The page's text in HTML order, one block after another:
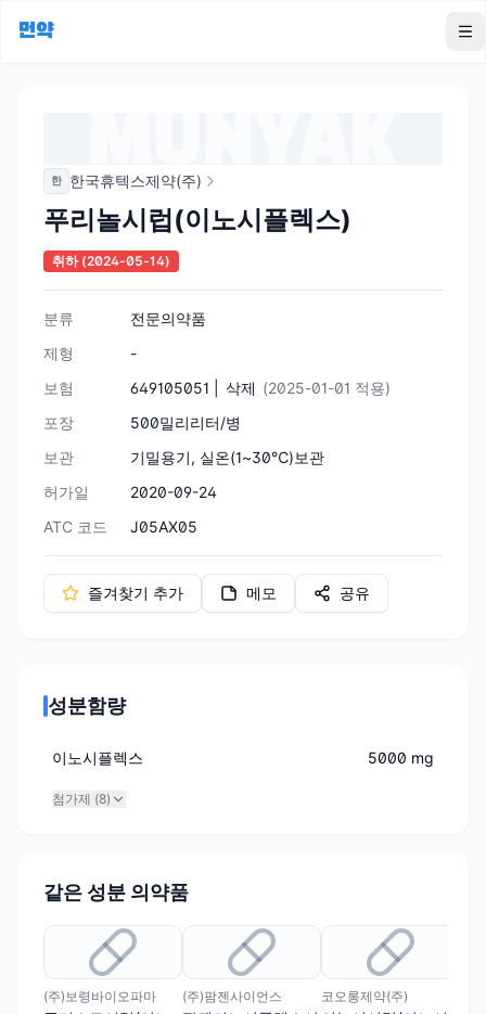
먼약
한 한국휴텍스제약(주)
푸리놀시럽(이노시플렉스)
취하(2024-05-14)
분류
전문의약품
제형
-
보험
649105051 | 삭제 (2025-01-01 적용)
포장
500밀리리터/병
보관
기밀용기, 실온(1~30℃)보관
허가일
2020-09-24
ATC 코드
J05AX05
즐겨찾기 추가 메모 공유
성분함량
이노시플렉스 5000 mg
첨가제 (8)
같은 성분 의약품
(주)보령바이오파마 (주)팜젠사이언스 코오롱제약(주)